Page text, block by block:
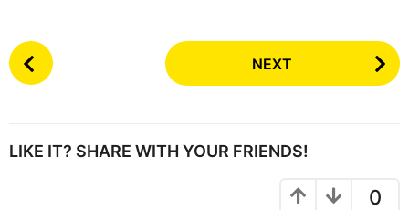
P
o
P
NEXT
LIKE IT? SHARE WITH YOUR FRIENDS!
0